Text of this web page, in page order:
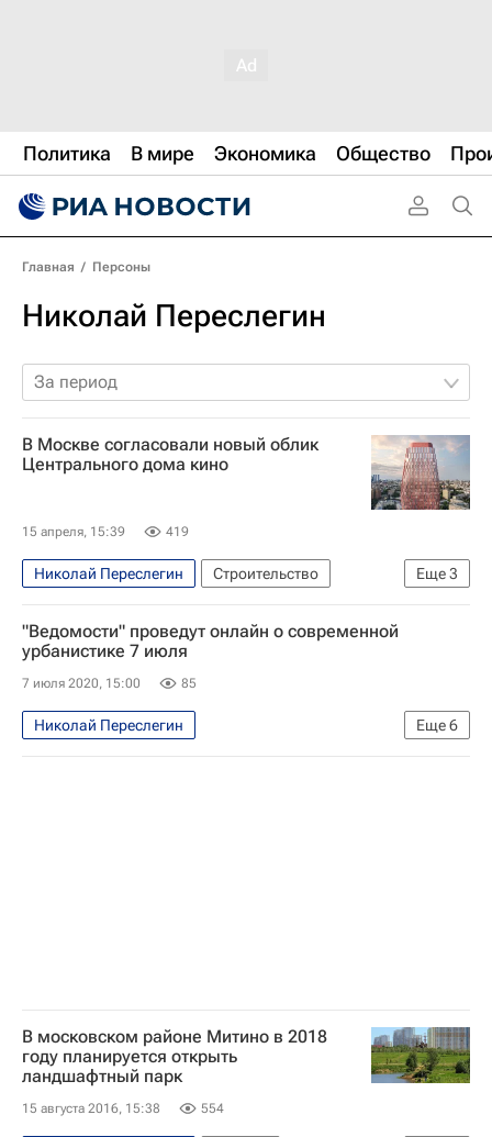
Политика В мире Экономика Общество
Главная / Персоны
Николай Переслегин
За период
В Москве согласовали новый облик
Центрального дома кино
15 апреля, 15:39 419
Еще3
Николай Переслегин
Строительство
Москва
Kleinewelt Architekten АГР
"Ведомости" проведут онлайн о современной
урбанистике 7 июля
7 июля 2020, 15:00 85
Еще6
Николай Переслегин
Сергей Кузнецов (архитектор)
Девелоперы
В московском районе Митино в 2018
году планируется открыть
ландшафтный парк
15 августа 2016, 15:38 554